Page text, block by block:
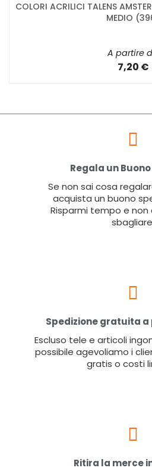
COLORI ACRILICI TALENS
MEDIO
A partire
7,20 €
Regala un
Se non sai cosa
acquista un buono
Risparmi tempo e non
Spedizione gratuita
Escluso tele e articoli
possibile agevoliamo i
gratis o costi
Ritira la merce